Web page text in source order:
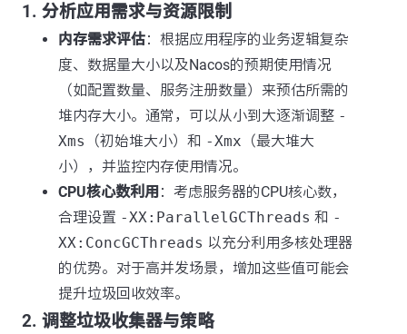
1. 分析应用需求与资源限制
内存需求评估：根据应用程序的业务逻辑复杂
度、数据量大小以及Nacos的预期使用情况
（如配置数量、服务注册数量）来预估所需的
堆内存大小。通常，可以从小到大逐渐调整 -
Xms
（初始堆大小）和 -Xmx （最大堆大
小），并监控内存使用情况。
CPU核心数利用 ：考虑服务器的CPU核心数，
合理设置 -XX:ParallelGCThreads 和 -
XX:ConcGCThreads 以充分利用多核处理器
的优势。对于高并发场景，增加这些值可能会
提升垃圾回收效率。
2. 调整垃圾收集器与策略